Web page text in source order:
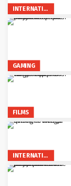
INTERNATIONAL
GAMING
FILMS
INTERNATIONAL